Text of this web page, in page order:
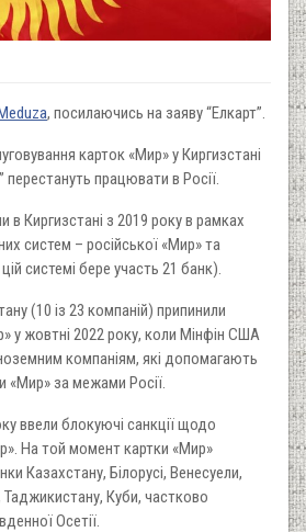
, посилаючись на заяву “Елкарт”.
карток «Мир» у Киргизстані
перестануть працювати в Росії.
Киргизстані з 2019 року в рамках
систем – російської «Мир» та
системі бере участь 21 банк).
(10 із 23 компаній) припинили
у жовтні 2022 року, коли Мінфін США
компаніям, які допомагають
«Мир» за межами Росії.
ввели блокуючі санкції щодо
На той момент картки «Мир»
Казахстану, Білорусі, Венесуели,
Таджикистану, Куби, частково
Осетії.